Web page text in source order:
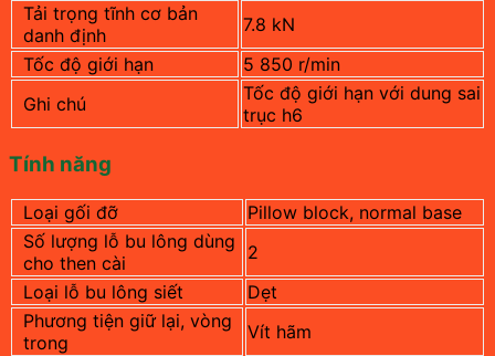
Tải trọng tĩnh cơ bản
danh định
7.8 kN
Tốc độ giới hạn
5 850 r/min
Ghi chú
Tốc độ giới hạn với dung sai
trục h6
Tính năng
Loại gối đỡ
Pillow block, normal base
Số lượng lỗ bu lông dùng
cho then cài
2
Loại lỗ bu lông siết
Dẹt
Phương tiện giữ lại, vòng
trong
Vít hãm